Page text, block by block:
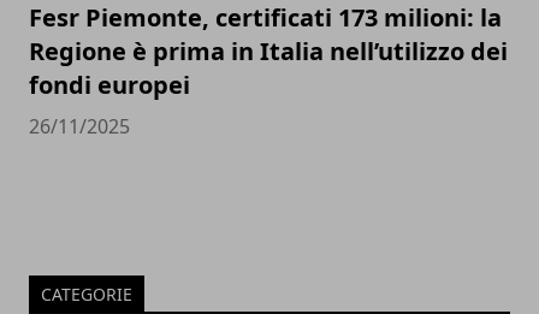
Fesr Piemonte, certificati 173 milioni: la
Regione è prima in Italia nell’utilizzo dei
fondi europei
26/11/2025
CATEGORIE